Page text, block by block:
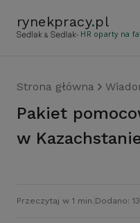
rynekpracy.pl
- HR oparty na
Strona główna
Pakiet pomocowy dla rynku pracy
w
Przeczytaj w 1 min. Dodano: